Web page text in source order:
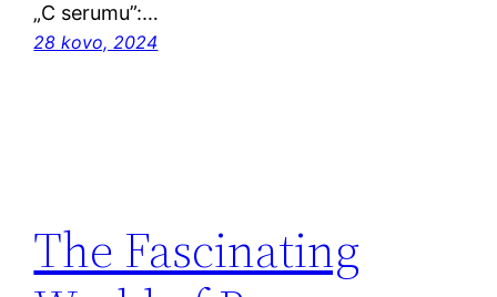
„C serumu”:…
28 kovo, 2024
The Fascinating